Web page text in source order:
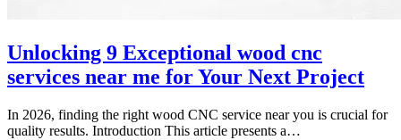
Unlocking 9 Exceptional wood cnc
services near me for Your Next Project
In 2026, finding the right wood CNC service near you is crucial for
quality results. Introduction This article presents a…